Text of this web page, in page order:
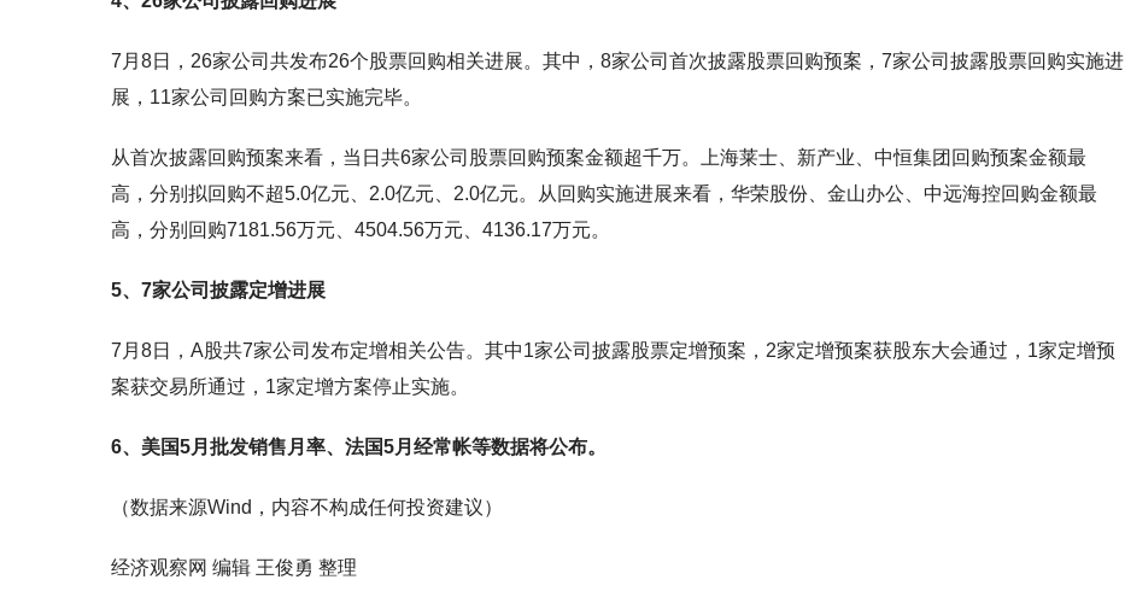
7月8日，26家公司共发布26个股票回购相关进展。其中，8家公司首次披露股票回购预案，7家公司披露股票回购实施进
展，11家公司回购方案已实施完毕。
从首次披露回购预案来看，当日共6家公司股票回购预案金额超千万。上海莱士、新产业、中恒集团回购预案金额最
高，分别拟回购不超5.0亿元、2.0亿元、2.0亿元。从回购实施进展来看，华荣股份、金山办公、中远海控回购金额最
高，分别回购7181.56万元、4504.56万元、4136.17万元。
5、7家公司披露定增进展
7月8日，A股共7家公司发布定增相关公告。其中1家公司披露股票定增预案，2家定增预案获股东大会通过，1家定增预
案获交易所通过，1家定增方案停止实施。
6、美国5月批发销售月率、法国5月经常帐等数据将公布。
（数据来源Wind，内容不构成任何投资建议）
经济观察网 编辑 王俊勇 整理